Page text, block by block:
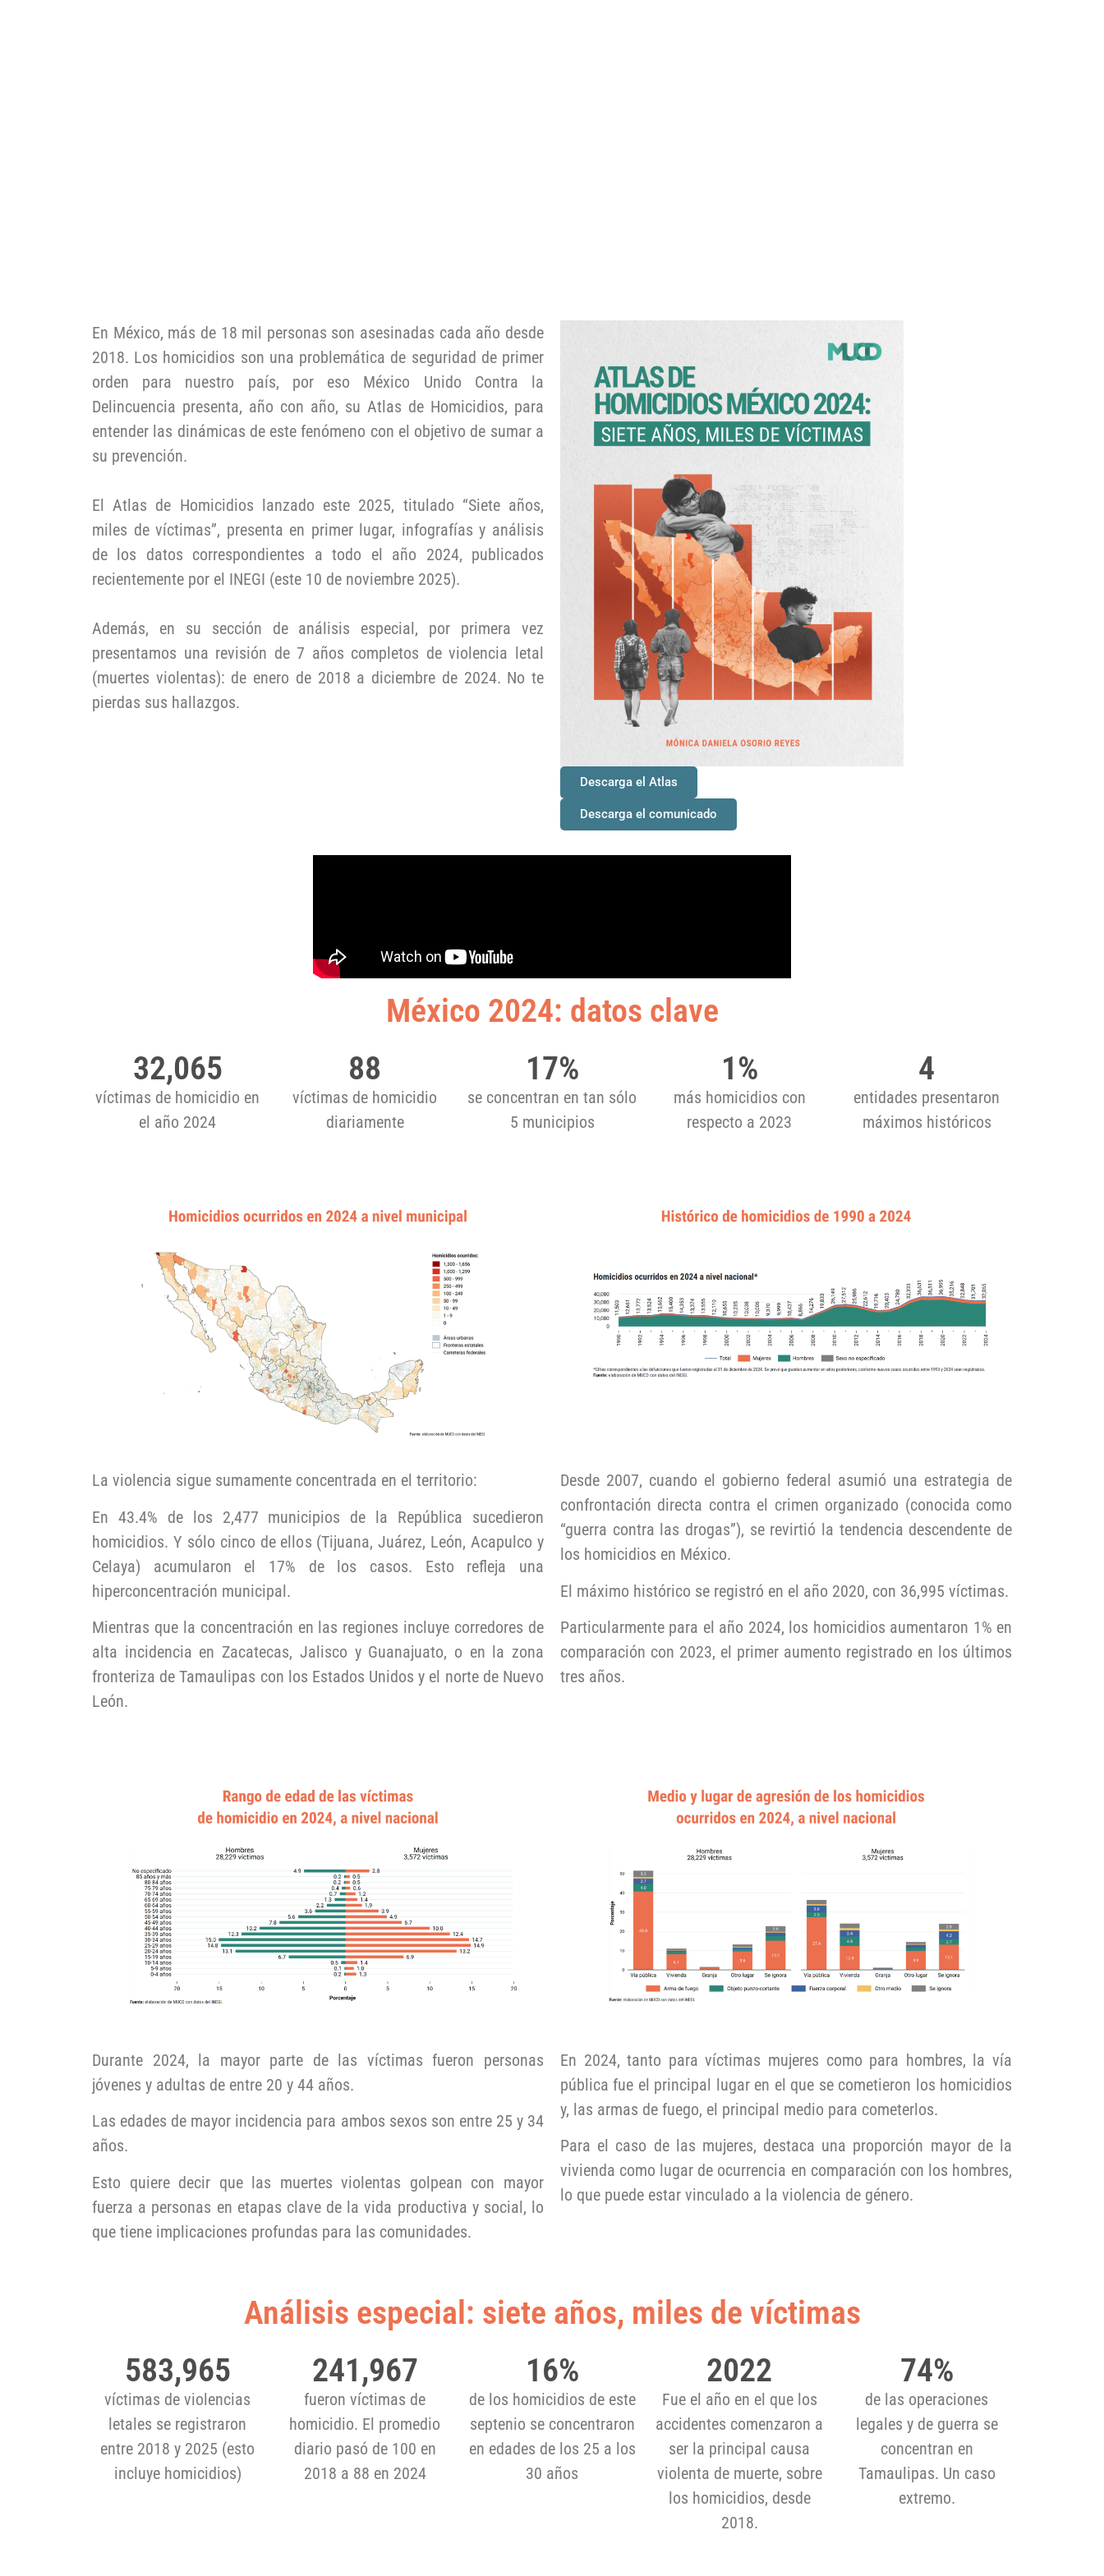
En México, más de 18 mil personas son asesinadas cada año desde
2018. Los homicidios son una problemática de seguridad de primer
orden para nuestro país, por eso México Unido Contra la
Delincuencia presenta, año con año, su Atlas de Homicidios, para
entender las dinámicas de este fenómeno con el objetivo de sumar a
su prevención.
El Atlas de Homicidios lanzado este 2025, titulado “Siete años,
miles de víctimas”, presenta en primer lugar, infografías y análisis
de los datos correspondientes a todo el año 2024, publicados
recientemente por el INEGI (este 10 de noviembre 2025).
Además, en su sección de análisis especial, por primera vez
presentamos una revisión de 7 años completos de violencia letal
(muertes violentas): de enero de 2018 a diciembre de 2024. No te
pierdas sus hallazgos.
Descarga el Atlas
Descarga el comunicado
México 2024: datos clave
32,065
víctimas de homicidio en
el año 2024
88
víctimas de homicidio
diariamente
17%
se concentran en tan sólo
5 municipios
1%
más homicidios con
respecto a 2023
4
entidades presentaron
máximos históricos
La violencia sigue sumamente concentrada en el territorio:
En 43.4% de los 2,477 municipios de la República sucedieron
homicidios. Y sólo cinco de ellos (Tijuana, Juárez, León, Acapulco y
Celaya) acumularon el 17% de los casos. Esto refleja una
hiperconcentración municipal.
Mientras que la concentración en las regiones incluye corredores de
alta incidencia en Zacatecas, Jalisco y Guanajuato, o en la zona
fronteriza de Tamaulipas con los Estados Unidos y el norte de Nuevo
León.
Desde 2007, cuando el gobierno federal asumió una estrategia de
confrontación directa contra el crimen organizado (conocida como
“guerra contra las drogas”), se revirtió la tendencia descendente de
los homicidios en México.
El máximo histórico se registró en el año 2020, con 36,995 víctimas.
Particularmente para el año 2024, los homicidios aumentaron 1% en
comparación con 2023, el primer aumento registrado en los últimos
tres años.
Durante 2024, la mayor parte de las víctimas fueron personas
jóvenes y adultas de entre 20 y 44 años.
Las edades de mayor incidencia para ambos sexos son entre 25 y 34
años.
Esto quiere decir que las muertes violentas golpean con mayor
fuerza a personas en etapas clave de la vida productiva y social, lo
que tiene implicaciones profundas para las comunidades.
En 2024, tanto para víctimas mujeres como para hombres, la vía
pública fue el principal lugar en el que se cometieron los homicidios
y, las armas de fuego, el principal medio para cometerlos.
Para el caso de las mujeres, destaca una proporción mayor de la
vivienda como lugar de ocurrencia en comparación con los hombres,
lo que puede estar vinculado a la violencia de género.
Análisis especial: siete años, miles de víctimas
583,965
víctimas de violencias
letales se registraron
entre 2018 y 2025 (esto
incluye homicidios)
241,967
fueron víctimas de
homicidio. El promedio
diario pasó de 100 en
2018 a 88 en 2024
16%
de los homicidios de este
septenio se concentraron
en edades de los 25 a los
30 años
2022
Fue el año en el que los
accidentes comenzaron a
ser la principal causa
violenta de muerte, sobre
los homicidios, desde
2018.
74%
de las operaciones
legales y de guerra se
concentran en
Tamaulipas. Un caso
extremo.